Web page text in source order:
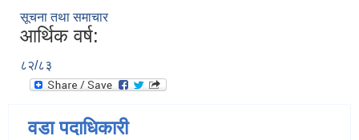
सूचना तथा समाचार
आर्थिक वर्ष:
८२/८३
वडा पदाधिकारी